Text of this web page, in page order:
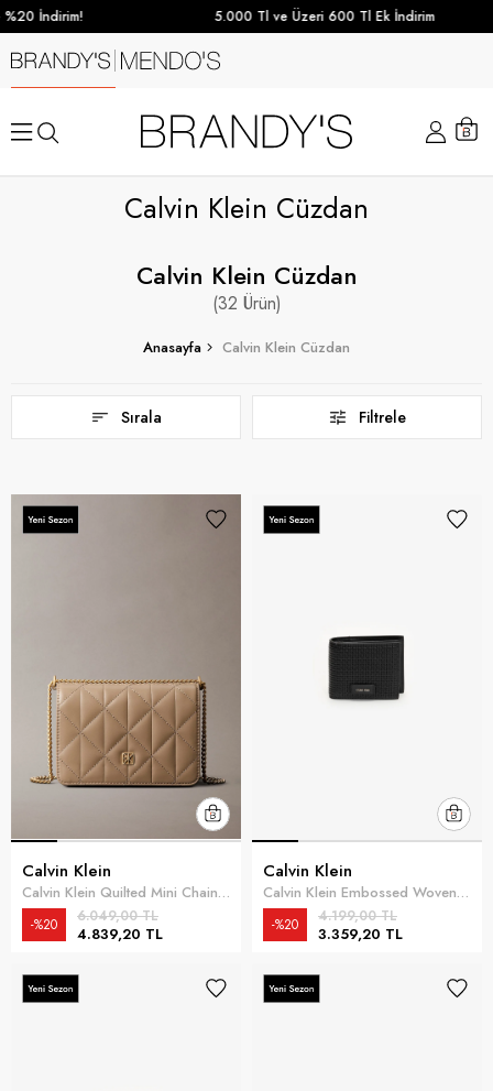
İndirim! 5.000 Tl ve Üzeri 600 Tl Ek İndirim
Calvin Klein Cüzdan
Calvin Klein Cüzdan
32
Anasayfa Calvin Klein Cüzdan
Filtrele
Sırala
Calvin Klein
Calvin Klein Quilted Mini Chain Bag Kadın Cüzdan Kahverengi
4.839,20 TL
6.049,00 TL
%20
Calvin Klein
Calvin Klein Embossed Woven Billfold W/ Coin Erkek Cüzdan Siyah
3.359,20 TL
4.199,00 TL
%20